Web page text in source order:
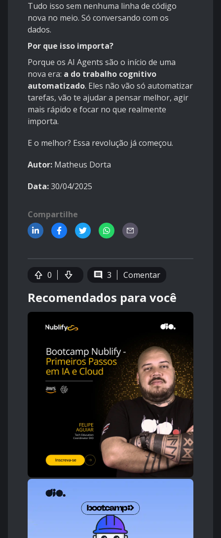
Tudo isso sem nenhuma linha de código
nova no meio. Só conversando com os
dados.
Por que isso importa?
Porque os AI Agents são o início de uma
nova era: a do trabalho cognitivo
automatizado. Eles não vão só automatizar
tarefas, vão te ajudar a pensar melhor, agir
mais rápido e focar no que realmente
importa.
E o melhor? Essa revolução já começou.
Autor: Matheus Dorta
Data:30/04/2025
Compartilhe
0 3 Comentar
Recomendados para você